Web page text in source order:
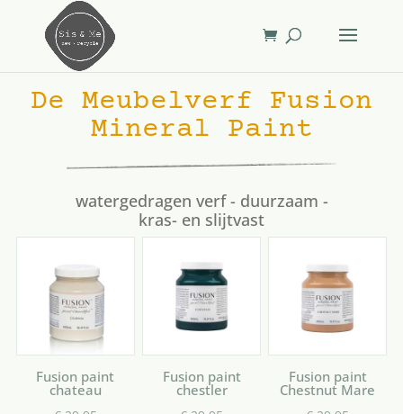
De Meubelverf Fusion
Mineral Paint
watergedragen verf - duurzaam -
kras- en slijtvast
Fusion paint
chateau
Fusion paint
chestler
Fusion paint
Chestnut Mare